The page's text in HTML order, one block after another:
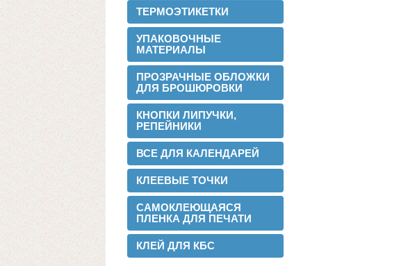
ТЕРМОЭТИКЕТКИ
УПАКОВОЧНЫЕ
МАТЕРИАЛЫ
ПРОЗРАЧНЫЕ ОБЛОЖКИ
ДЛЯ БРОШЮРОВКИ
КНОПКИ ЛИПУЧКИ,
РЕПЕЙНИКИ
ВСЕ ДЛЯ КАЛЕНДАРЕЙ
КЛЕЕВЫЕ ТОЧКИ
САМОКЛЕЮЩАЯСЯ
ПЛЕНКА ДЛЯ ПЕЧАТИ
КЛЕЙ ДЛЯ КБС
Запущена собственная
профессиональная бобинорезка
Теперь режем в любой формат до 1.88
метра.
2015-05-05
Поступила на склад новая партия
пленки в jumbo рулонах